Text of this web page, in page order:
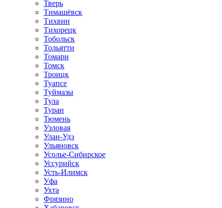
Тверь
Тимашёвск
Тихвин
Тихорецк
Тобольск
Тольятти
Томари
Томск
Троицк
Туапсе
Туймазы
Тула
Туран
Тюмень
Узловая
Улан-Удэ
Ульяновск
Усолье-Сибирское
Уссурийск
Усть-Илимск
Уфа
Ухта
Фрязино